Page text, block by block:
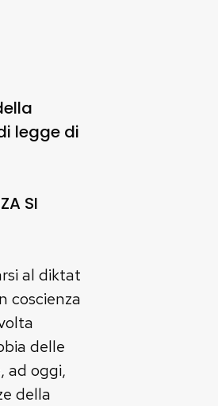
legge di
SI
al diktat
coscienza
delle
ad oggi,
della